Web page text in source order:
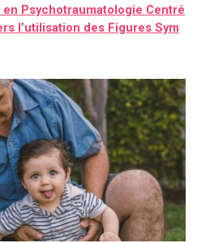
en Psychotraumatologie Centré
l’utilisation des Figures Sym